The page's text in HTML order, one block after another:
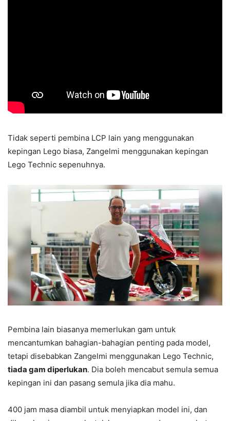
Tidak seperti pembina LCP lain yang menggunakan
kepingan Lego biasa, Zangelmi menggunakan kepingan
Lego Technic sepenuhnya.
Pembina lain biasanya memerlukan gam untuk
mencantumkan bahagian-bahagian penting pada model,
tetapi disebabkan Zangelmi menggunakan Lego Technic,
tiada gam diperlukan. Dia boleh mencabut semula semua
kepingan ini dan pasang semula jika dia mahu.
400 jam masa diambil untuk menyiapkan model ini, dan